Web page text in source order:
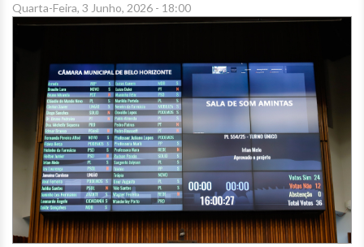
Quarta-Feira, 3 Junho, 2026 - 18:00